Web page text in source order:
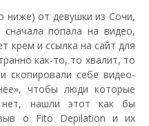
ниже) от девушки из Сочи,
попала на видео,
крем и ссылка на сайт для
как-то, то хвалит, то
скопировали себе видео-
чтобы люди которые
нет, нашли этот как бы
о Fito Depilation и их